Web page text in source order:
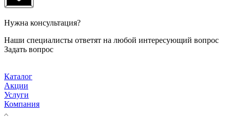
Нужна консультация?
Наши специалисты ответят на любой интересующий вопрос
Задать вопрос
Каталог
Акции
Услуги
Компания